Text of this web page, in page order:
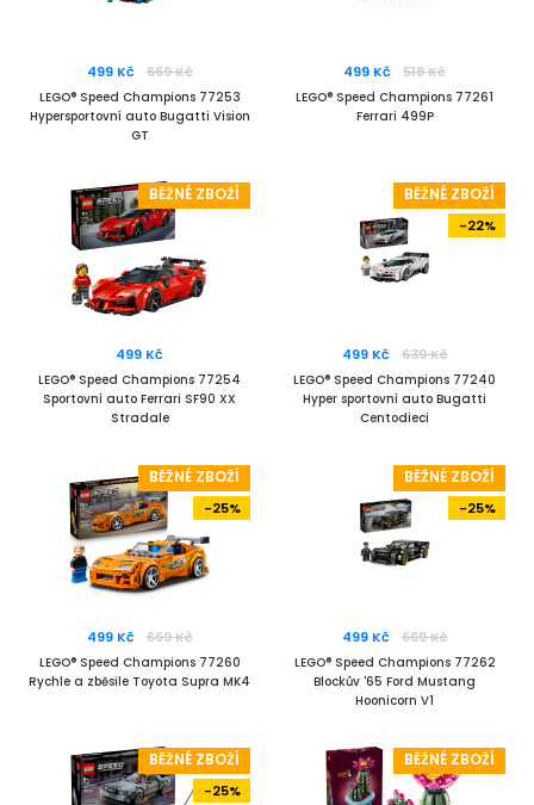
499 Kč 669 Kč
LEGO® Speed Champions 77253
Hypersportovní auto Bugatti Vision
GT
499 Kč 518 Kč
LEGO® Speed Champions 77261
Ferrari 499P
BĚŽNÉ ZBOŽÍ
499 Kč
LEGO® Speed Champions 77254
Sportovní auto Ferrari SF90 XX
Stradale
BĚŽNÉ ZBOŽÍ
-22%
499 Kč 639 Kč
LEGO® Speed Champions 77240
Hyper sportovní auto Bugatti
Centodieci
BĚŽNÉ ZBOŽÍ
-25%
499 Kč 669 Kč
LEGO® Speed Champions 77260
Rychle a zběsile Toyota Supra MK4
BĚŽNÉ ZBOŽÍ
-25%
499 Kč 669 Kč
LEGO® Speed Champions 77262
Blockův '65 Ford Mustang
Hoonicorn V1
BĚŽNÉ ZBOŽÍ
-25%
BĚŽNÉ ZBOŽÍ